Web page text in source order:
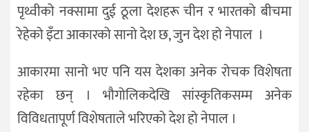
पृथ्वीको नक्सामा दुई ठूला देशहरू चीन र भारतको बीचमा
रेहेको इँटा आकारको सानो देश छ, जुन देश हो नेपाल ।
आकारमा सानो भए पनि यस देशका अनेक रोचक विशेषता
रहेका छन् । भौगोलिकदेखि सांस्कृतिकसम्म अनेक
विविधतापूर्ण विशेषताले भरिएको देश हो नेपाल ।